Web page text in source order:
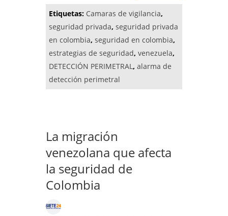
Etiquetas: Camaras de vigilancia,
seguridad privada, seguridad privada
en colombia, seguridad en colombia,
estrategias de seguridad, venezuela,
DETECCIÓN PERIMETRAL, alarma de
detección perimetral
La migración
venezolana que afecta
la seguridad de
Colombia